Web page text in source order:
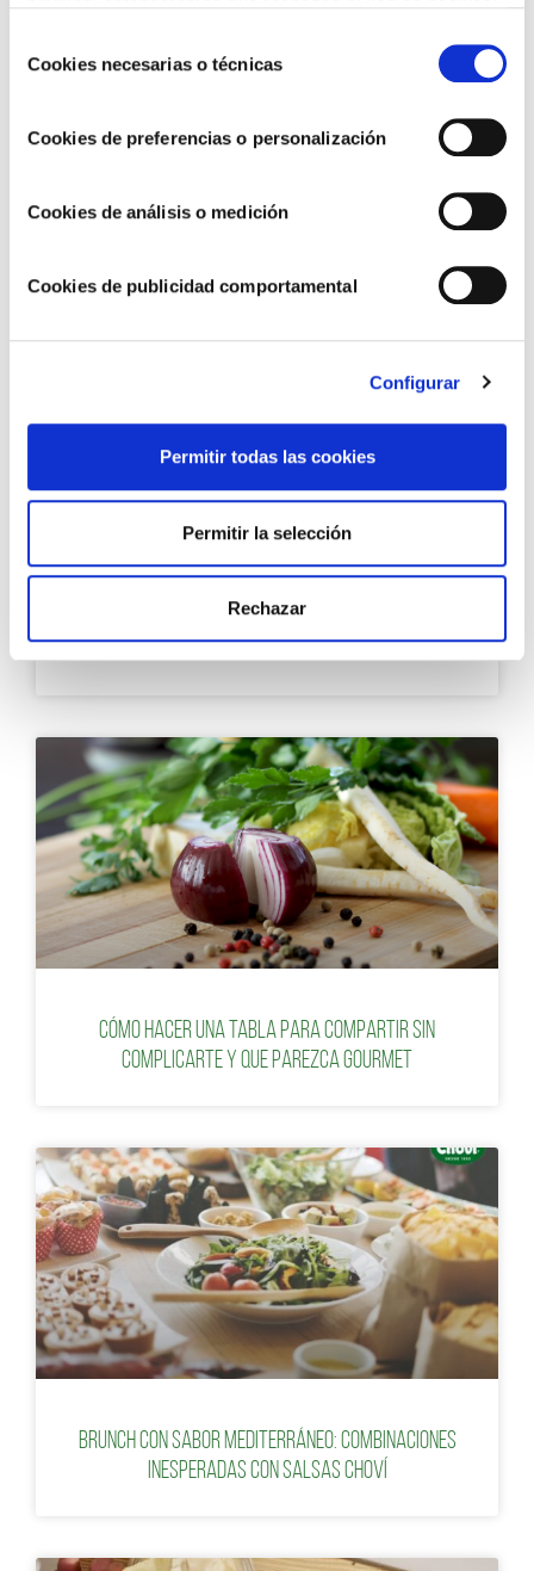
COOKIES.
deCookies necesarias o técnicas
Cookies de preferencias o personalización
Cookies de análisis o medición
Cookies de publicidad comportamental
Configurar
Permitir todas las cookies
Permitir la selección
Rechazar
Reinventa tus clásicos: cómo dar un giro a
platos de siempre con una buena salsa
Cómo hacer una tabla para compartir sin
complicarte y que parezca gourmet
Brunch con sabor mediterráneo: combinaciones
inesperadas con salsas Choví